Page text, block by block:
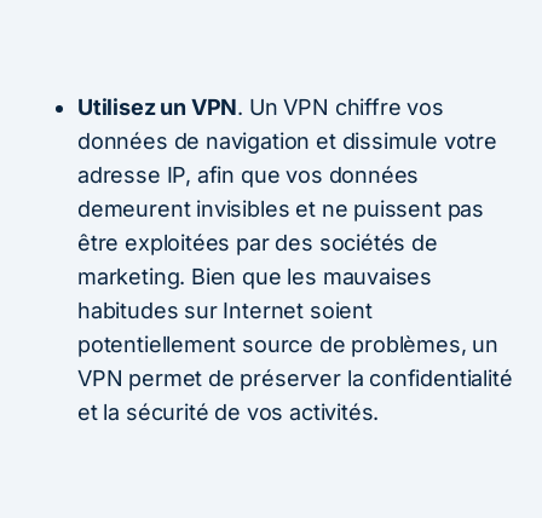
Utilisez un VPN. Un VPN chiffre vos
données de navigation et dissimule votre
adresse IP, afin que vos données
demeurent invisibles et ne puissent pas
être exploitées par des sociétés de
marketing. Bien que les mauvaises
habitudes sur Internet soient
potentiellement source de problèmes, un
VPN permet de préserver la confidentialité
et la sécurité de vos activités.